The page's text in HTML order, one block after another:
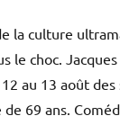
la culture
le choc.
au 13 août des
de 69 ans.